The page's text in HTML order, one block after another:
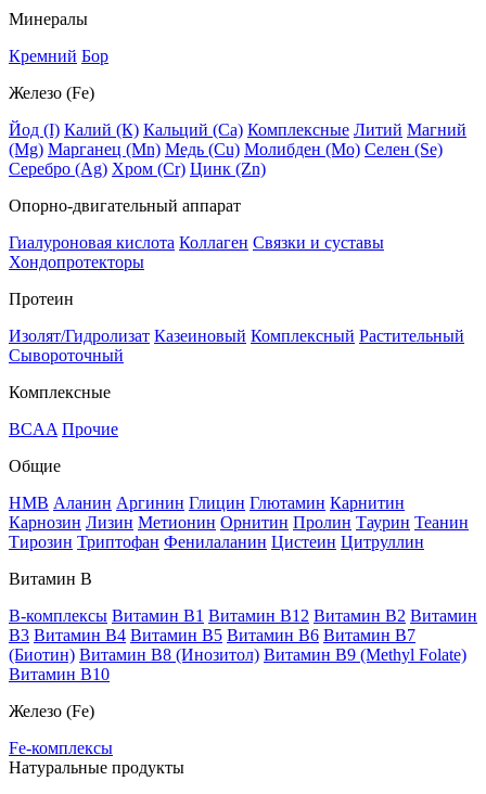
Минералы
Кремний Бор
Железо (Fe)
Йод (I) Калий (К) Кальций (Са) Комплексные Литий Магний
(Mg) Марганец (Mn) Медь (Сu) Молибден (Мо) Селен (Se)
Серебро (Ag) Хром (Cr) Цинк (Zn)
Опорно-двигательный аппарат
Гиалуроновая кислота Коллаген Связки и суставы
Хондопротекторы
Протеин
Изолят/Гидролизат Казеиновый Комплексный Растительный
Сывороточный
Комплексные
BCAA Прочие
Общие
HMB Аланин Аргинин Глицин Глютамин Карнитин
Карнозин Лизин Метионин Орнитин Пролин Таурин Теанин
Тирозин Триптофан Фенилаланин Цистеин Цитруллин
Витамин В
B-комплексы Витамин B1 Витамин B12 Витамин B2 Витамин
B3 Витамин B4 Витамин B5 Витамин B6 Витамин B7
(Биотин) Витамин B8 (Инозитол) Витамин B9 (Methyl Folate)
Витамин В10
Железо (Fe)
Fe-комплексы
Натуральные продукты